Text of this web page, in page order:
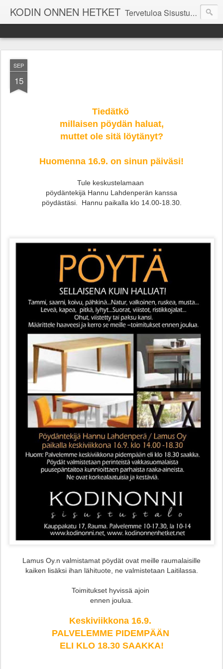
KODIN ONNEN HETKET Tervetuloa Sisustustalo Kodinonnen "kuulumisia Kodinonnesta" -sivuille. Näillä sivuilla kerromme ajankohtaisia asioita myymälämme tapahtumista. Toivottavasti viihdyt seurassamme!
SEP
15
Tiedätkö
millaisen pöydän haluat,
muttet ole sitä löytänyt?
Huomenna 16.9. on sinun päiväsi!
Tule keskustelamaan
pöydäntekijä Hannu Lahdenperän kanssa
pöydästäsi. Hannu paikalla klo 14.00-18.30.
Lamus Oy.n valmistamat pöydät ovat meille raumalaisille
kaiken lisäksi ihan lähituote, ne valmistetaan Laitilassa.
Toimitukset hyvissä ajoin
ennen joulua.
Keskiviikkona 16.9.
PALVELEMME PIDEMPÄÄN
ELI KLO 18.30 SAAKKA!